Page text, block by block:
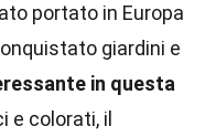
portato in Europa
giardini e
in questa
e colorati, il